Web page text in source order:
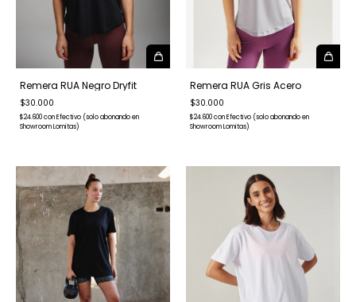
Remera RUA Negro Dryfit
$30.000
$24.600conEfectivo (solo abonando en
Showroom Lomitas)
Remera RUA Gris Acero
$30.000
$24.600conEfectivo (solo abonando en
Showroom Lomitas)